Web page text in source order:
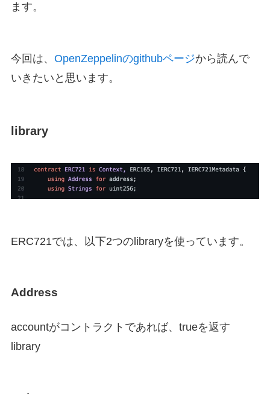
ます。
今回は、 OpenZeppelinのgithubページから読んで
いきたいと思います。
library
ERC721では、以下2つのlibraryを使っています。
Address
accountがコントラクトであれば、trueを返す
library